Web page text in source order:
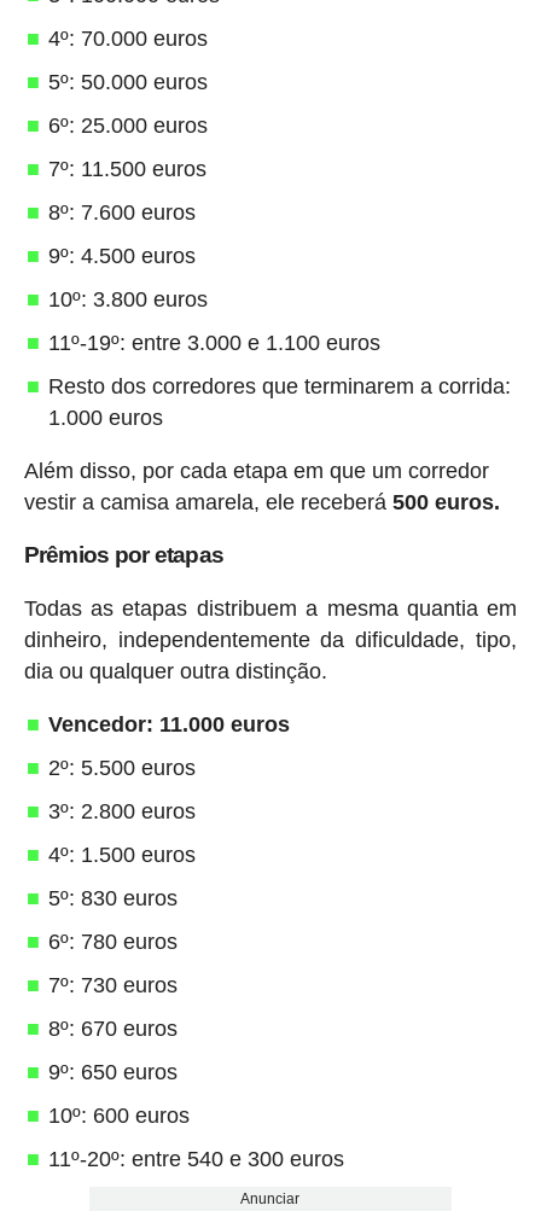
4º: 70.000 euros
5º: 50.000 euros
6º: 25.000 euros
7º: 11.500 euros
8º: 7.600 euros
9º: 4.500 euros
10º: 3.800 euros
11º-19º: entre 3.000 e 1.100 euros
Resto dos corredores que terminarem a corrida:
1.000 euros
Além disso, por cada etapa em que um corredor
vestir a camisa amarela, ele receberá 500 euros.
Prêmios por etapas
Todas as etapas distribuem a mesma quantia em
dinheiro, independentemente da dificuldade, tipo,
dia ou qualquer outra distinção.
Vencedor: 11.000 euros
2º: 5.500 euros
3º: 2.800 euros
4º: 1.500 euros
5º: 830 euros
6º: 780 euros
7º: 730 euros
8º: 670 euros
9º: 650 euros
10º: 600 euros
11º-20º: entre 540 e 300 euros
Anunciar